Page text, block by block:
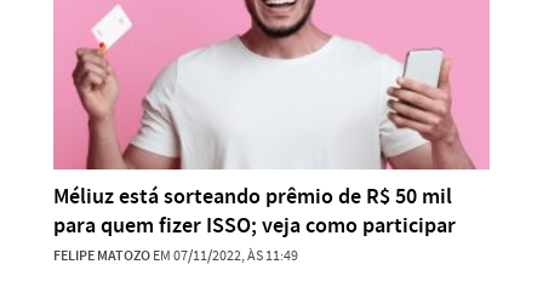
Méliuz está sorteando prêmio de R$ 50 mil
para quem fizer ISSO; veja como participar
FELIPE MATOZOEM 07/11/2022, ÀS 11:49